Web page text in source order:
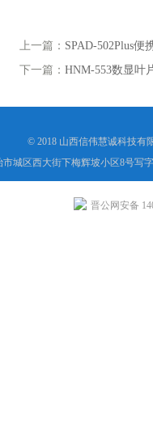
上一篇： SPAD-502Plus
下一篇： HNM-553数显叶
© 2018 山西信伟慧诚科技有
城区西大街下梅辉坡小区8号写
晋公网安备